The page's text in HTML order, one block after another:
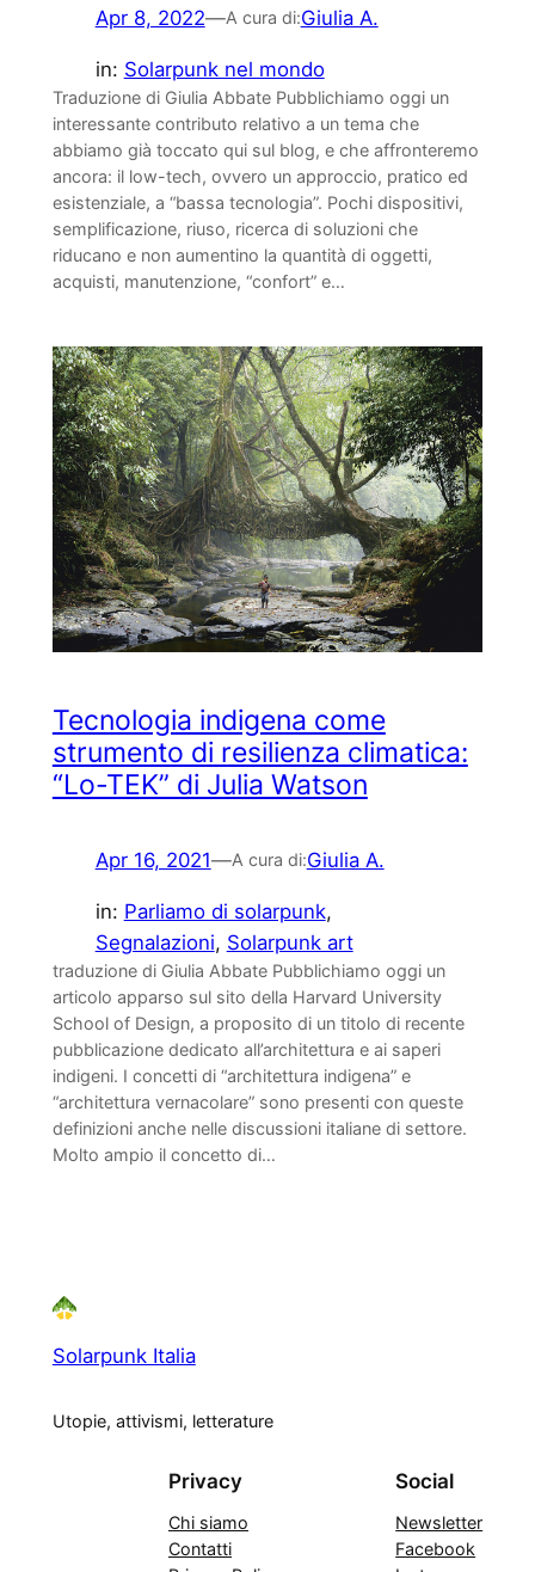
Apr 8, 2022—A cura di:Giulia A.
in: Solarpunk nel mondo
Traduzione di Giulia Abbate Pubblichiamo oggi un
interessante contributo relativo a un tema che
abbiamo già toccato qui sul blog, e che affronteremo
ancora: il low-tech, ovvero un approccio, pratico ed
esistenziale, a “bassa tecnologia”. Pochi dispositivi,
semplificazione, riuso, ricerca di soluzioni che
riducano e non aumentino la quantità di oggetti,
acquisti, manutenzione, “confort” e…
Tecnologia indigena come
strumento di resilienza climatica:
“Lo-TEK” di Julia Watson
Apr 16, 2021—A cura di:Giulia A.
in: Parliamo di solarpunk
Segnalazioni, Solarpunk art
traduzione di Giulia Abbate Pubblichiamo oggi un
articolo apparso sul sito della Harvard University
School of Design, a proposito di un titolo di recente
pubblicazione dedicato all’architettura e ai saperi
indigeni. I concetti di “architettura indigena” e
“architettura vernacolare” sono presenti con queste
definizioni anche nelle discussioni italiane di settore.
Molto ampio il concetto di…
Solarpunk Italia
Utopie, attivismi, letterature
Privacy
Chi siamo
Contatti
Social
Newsletter
Facebook